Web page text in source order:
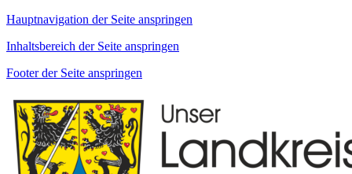
Hauptnavigation der Seite anspringen
Inhaltsbereich der Seite anspringen
Footer der Seite anspringen